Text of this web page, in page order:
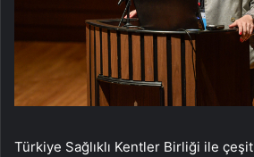
Türkiye Sağlıklı Kentler Birliği ile